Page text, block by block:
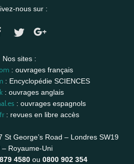
nous sur :
Nos sites :
: ouvrages français
: Encyclopédie SCIENCES
: ouvrages anglais
: ouvrages espagnols
: revues en libre accès
St George’s Road – Londres SW19
– Royaume-Uni
4580 ou 0800 902 354